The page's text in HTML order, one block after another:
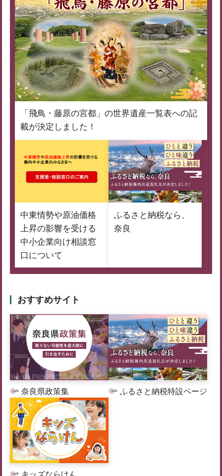
「飛鳥・藤原の宮都」の世界遺産一覧表への記
載が決定しました！
中東情勢や原油価格
上昇の影響を受ける
中小企業向け相談窓
口について
ふるさと納税なら、
奈良
おすすめサイト
奈良県政策集 ふるさと納税特設ページ